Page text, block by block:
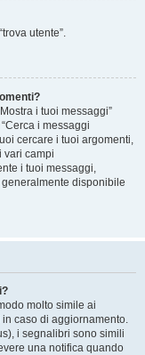
utente”.
i tuoi messaggi”
i messaggi
cercare i tuoi argomenti,
vari campi
i tuoi messaggi,
generalmente disponibile
molto simile ai
caso di aggiornamento.
i segnalibri sono simili
una notifica quando